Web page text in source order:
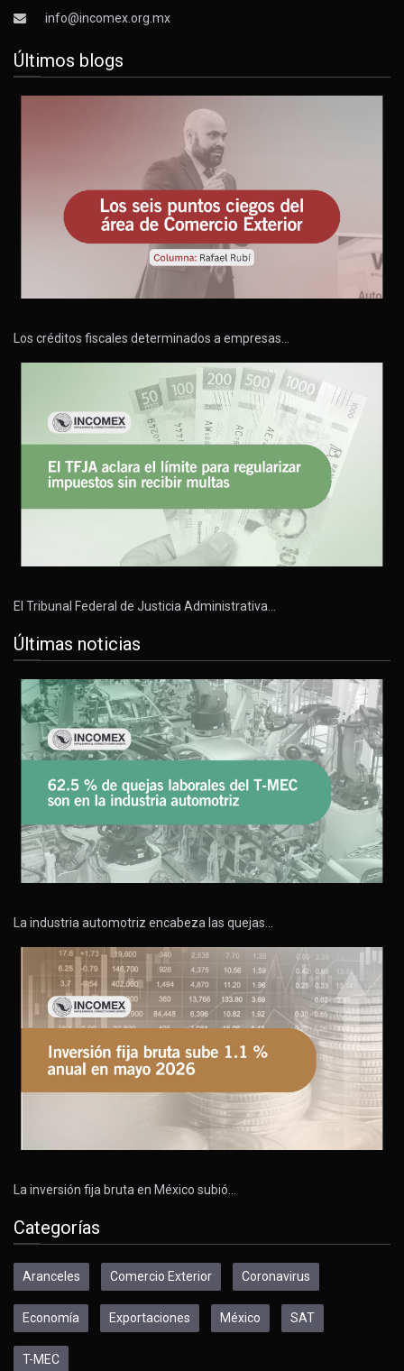
info@incomex.org.mx
Últimos blogs
Los créditos fiscales determinados a empresas…
El Tribunal Federal de Justicia Administrativa…
Últimas noticias
La industria automotriz encabeza las quejas…
La inversión fija bruta en México subió…
Categorías
Aranceles Comercio Exterior Coronavirus
Economía Exportaciones México SAT
T-MEC